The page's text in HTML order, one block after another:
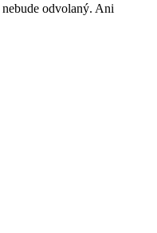
odvolaný. Ani